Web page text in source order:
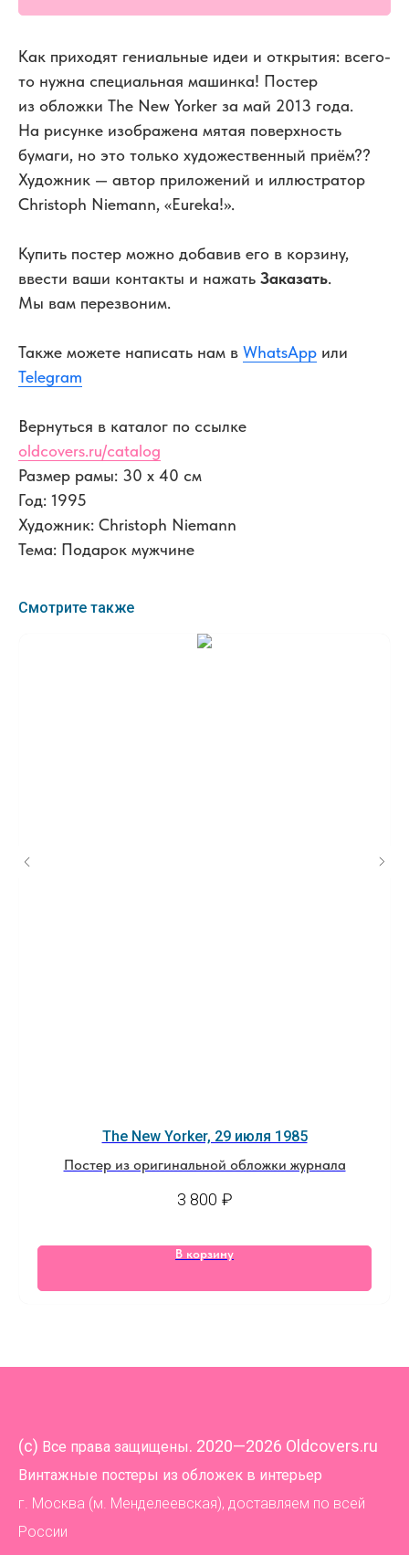
Как приходят гениальные идеи и открытия: всего-
то нужна специальная машинка! Постер
из обложки The New Yorker за май 2013 года.
На рисунке изображена мятая поверхность
бумаги, но это только художественный приём??
Художник — автор приложений и иллюстратор
Christoph Niemann, «Eureka!».
Купить постер можно добавив его в корзину,
ввести ваши контакты и нажать Заказать.
Мы вам перезвоним.
Также можете написать нам в WhatsApp или
Telegram
Вернуться в каталог по ссылке
oldcovers.ru/catalog
Размер рамы: 30 x 40 см
Год: 1995
Художник: Christoph Niemann
Тема: Подарок мужчине
Смотрите также
The New Yorker, 29 июля 1985
Постер из оригинальной обложки журнала
3 800 ₽
В корзину
(c) Все права защищены. 2020—2026 Oldcovers.ru
Винтажные постеры из обложек в интерьер
г. Москва (м. Менделеевская), доставляем по всей
России